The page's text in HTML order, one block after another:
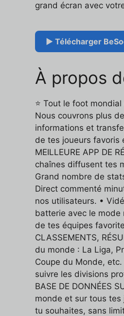
grand écran avec
▶ Télécharger
À propos
⭐ Tout le foot
Nous couvrons plus
informations et
de tes joueurs
MEILLEURE APP
chaînes diffusent tes
Grand nombre de
Direct commenté
nos utilisateurs. •
batterie avec le mode
de tes équipes
CLASSEMENTS,
du monde : La Liga,
Coupe du Monde,
suivre les divisions
BASE DE DONNÉES
monde et sur tous tes
tu souhaites, sans